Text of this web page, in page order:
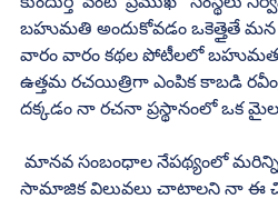
బహుమతి అందుకోవడం ఒకెత్తైతే మన
వారం వారం కథల పోటీలలో
ఉత్తమ రచయిత్రిగా ఎంపిక కాబడి
దక్కడం నా రచనా ప్రస్థానంలో ఒక
సామాజిక విలువలు చాటాలని నా ఈ